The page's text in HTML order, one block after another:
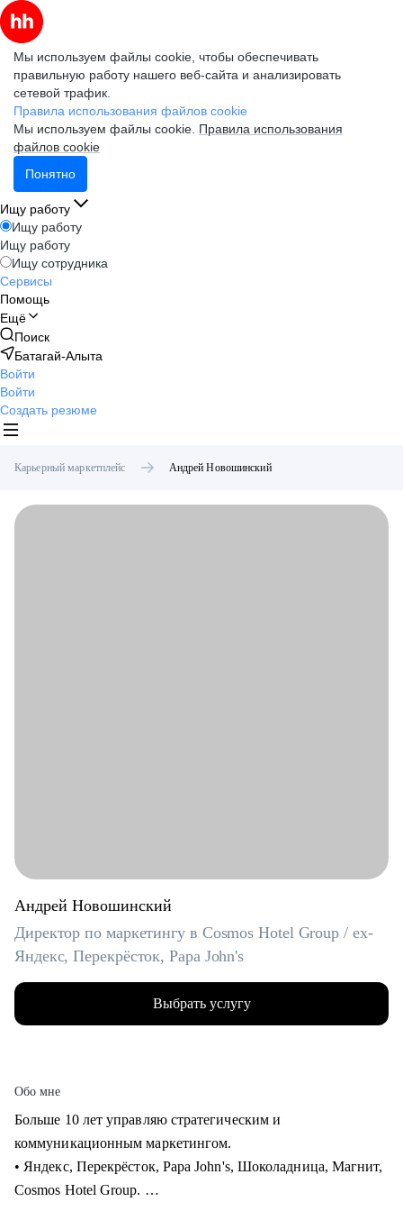
Мы используем файлы cookie, чтобы обеспечивать
правильную работу нашего веб-сайта и анализировать
сетевой трафик.
Правила использования файлов cookie
Мы используем файлы cookie. Правила использования
файлов cookie
Понятно
Ищу работу
Ищу работу
Ищу работу
Ищу сотрудника
Сервисы
Помощь
Ещё
Поиск
Батагай-Алыта
Войти
Войти
Создать резюме
Карьерный маркетплейс Андрей Новошинский
Андрей Новошинский
Директор по маркетингу в Cosmos Hotel Group / ex-
Яндекс, Перекрёсток, Papa John's
Выбрать услугу
Обо мне
Больше 10 лет управляю стратегическим и
коммуникационным маркетингом.
• Яндекс, Перекрёсток, Papa John's, Шоколадница, Магнит,
Cosmos Hotel Group.